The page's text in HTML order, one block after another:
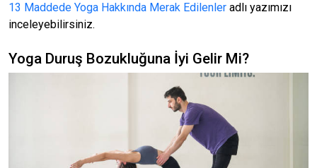
13 Maddede Yoga Hakkında Merak Edilenler adlı yazımızı
inceleyebilirsiniz.
Yoga Duruş Bozukluğuna İyi Gelir Mi?